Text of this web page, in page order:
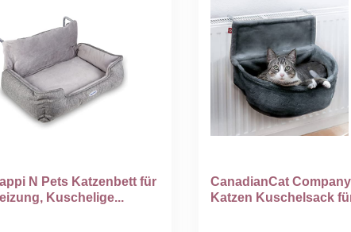
N Pets Katzenbett für
Kuschelige...
CanadianCat
Katzen Kuschelsack